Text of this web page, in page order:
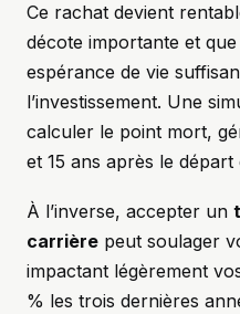
Ce rachat devient
décote importante et
espérance de vie
l’investissement. Une
calculer le point mort,
et 15 ans après le départ
À l’inverse, accepter un
carrière peut soulager
impactant légèrement
% les trois dernières